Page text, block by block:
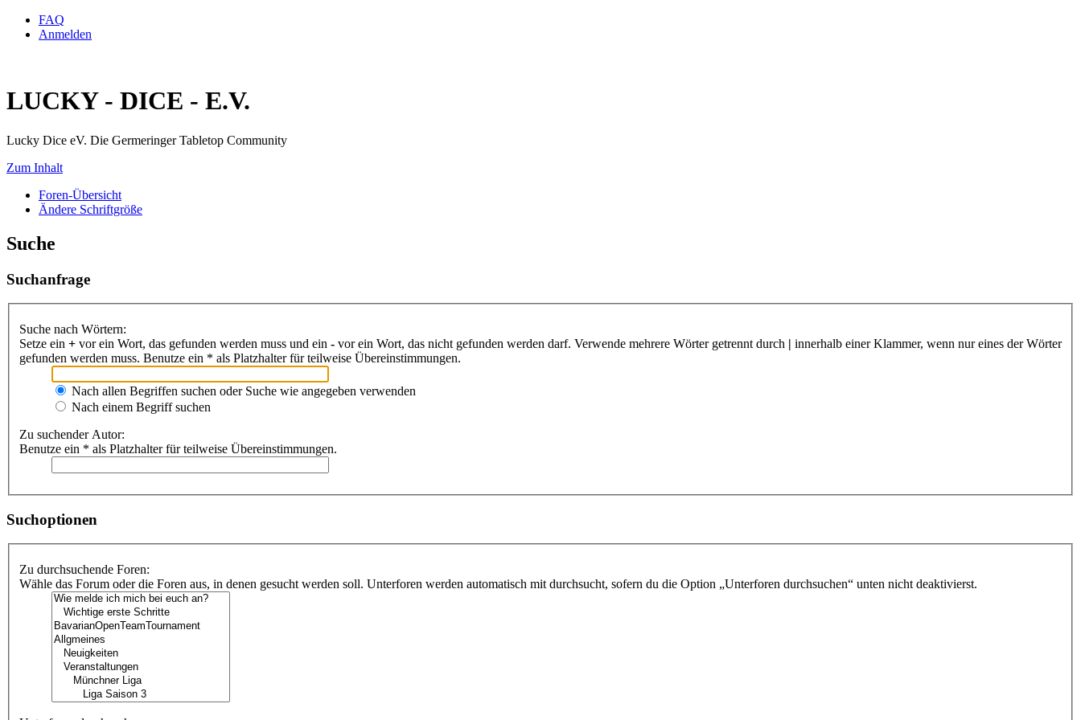
FAQ
Anmelden
LUCKY - DICE - E.V.
Lucky Dice eV. Die Germeringer Tabletop Community
Zum Inhalt
Foren-Übersicht
Ändere Schriftgröße
Suche
Suchanfrage
Suche nach Wörtern:
Setze ein + vor ein Wort, das gefunden werden muss und ein - vor ein Wort, das nicht gefunden werden darf. Verwende mehrere Wörter getrennt durch | innerhalb einer Klammer, wenn nur eines der Wörter
gefunden werden muss. Benutze ein * als Platzhalter für teilweise Übereinstimmungen.
Nach allen Begriffen suchen oder Suche wie angegeben verwenden
Nach einem Begriff suchen
Zu suchender Autor:
Benutze ein * als Platzhalter für teilweise Übereinstimmungen.
Suchoptionen
Zu durchsuchende Foren:
Wähle das Forum oder die Foren aus, in denen gesucht werden soll. Unterforen werden automatisch mit durchsucht, sofern du die Option „Unterforen durchsuchen“ unten nicht deaktivierst.